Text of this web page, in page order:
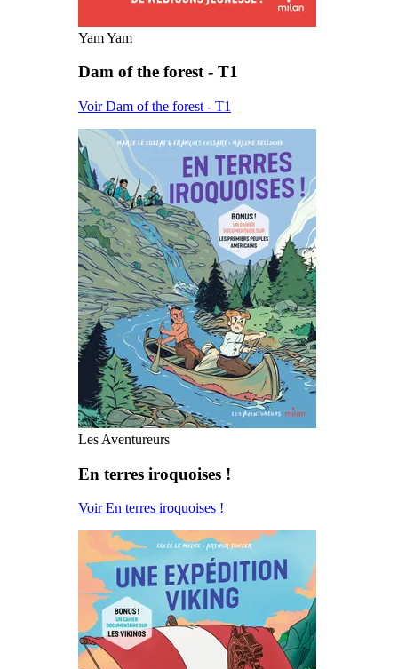
Yam Yam
Dam of the forest - T1
Voir Dam of the forest - T1
Les Aventureurs
En terres iroquoises !
Voir En terres iroquoises !